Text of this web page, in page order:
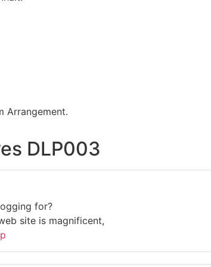
Arrangement.
DLP003
for?
site is magnificent,